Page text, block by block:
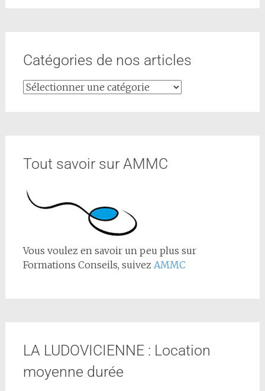
Catégories de nos articles
Tout savoir sur AMMC
Vous voulez en savoir un peu plus sur
Formations Conseils, suivez AMMC
LA LUDOVICIENNE : Location
moyenne durée